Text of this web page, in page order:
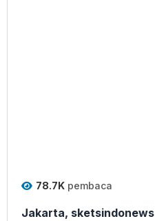
78.7K pembaca
Jakarta, sketsindonews